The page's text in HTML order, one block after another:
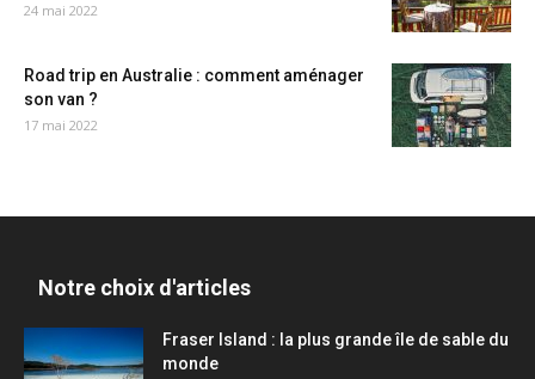
24 mai 2022
Road trip en Australie : comment aménager
son van ?
17 mai 2022
Notre choix d'articles
Fraser Island : la plus grande île de sable du
monde